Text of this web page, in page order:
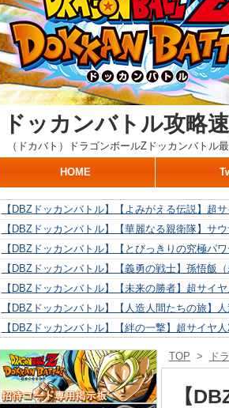
ドッカンバトル攻略
（ドカバト）ドラゴンボールZドッカンバトル
HOME
【DBZドッカンバトル】【よみがえる伝説】超
【DBZドッカンバトル】【華麗なる親衛隊】サ
【DBZドッカンバトル】【とびっきりの究極パ
【DBZドッカンバトル】【義勇の戦士】孫悟飯
【DBZドッカンバトル】【未来の勝者】超サイ
【DBZドッカンバトル】【人造人間たちの旅】
【DBZドッカンバトル】【絆の一撃】超サイヤ
【DBZドッカンバトル】【抗い続ける精神力】
【DBZドッカンバトル】【技巧とひらめき】ク
【DBZドッカンバトル】【新たに得た好機】人
TOP > ド
【